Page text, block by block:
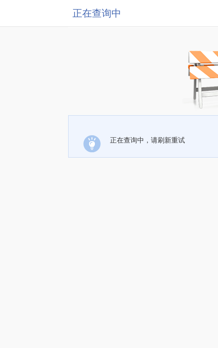
正在查询中
正在查询中，请刷新重试